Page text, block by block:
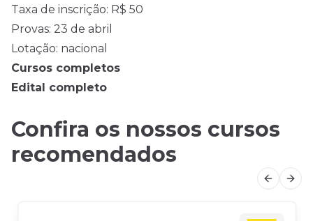
Taxa de inscrição: R$ 50
Provas: 23 de abril
Lotação: nacional
Cursos completos
Edital completo
Confira os nossos cursos
recomendados